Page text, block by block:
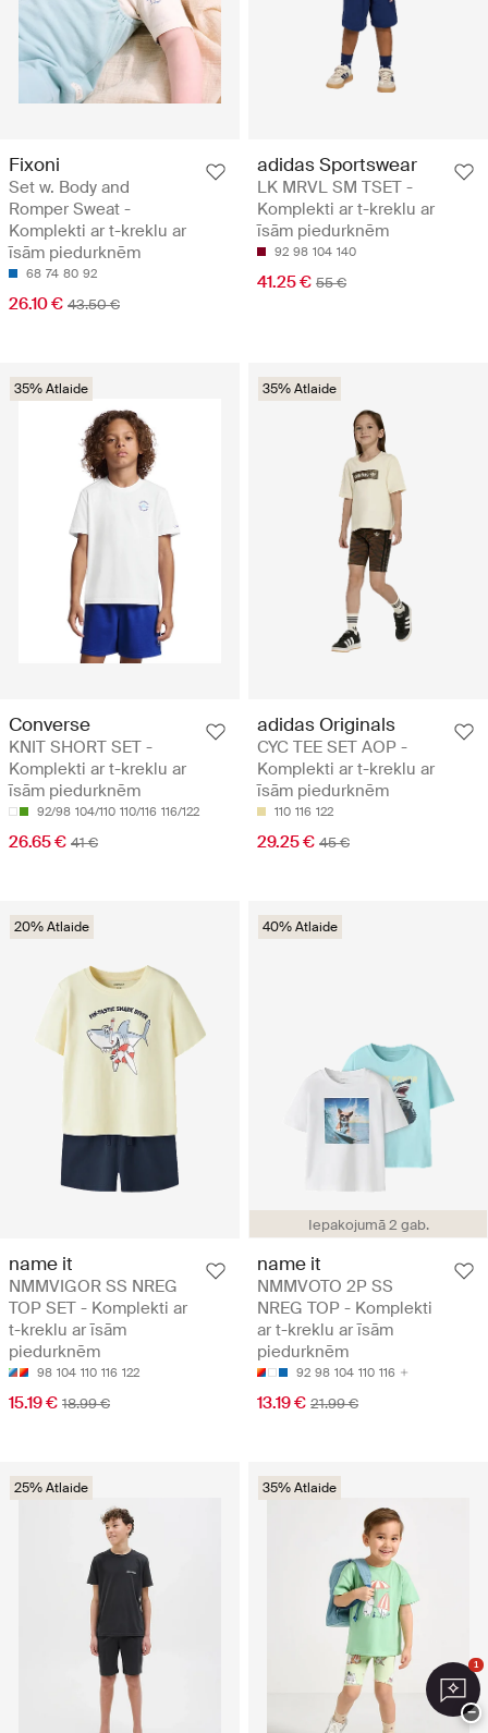
Fixoni
Set w. Body and
Romper Sweat -
Komplekti ar t-kreklu ar
īsām piedurknēm
68 74 80 92
26.10 € 43.50 €
adidas Sportswear
LK MRVL SM TSET -
Komplekti ar t-kreklu ar
īsām piedurknēm
92 98 104 140
41.25 € 55 €
35% Atlaide
Converse
KNIT SHORT SET -
Komplekti ar t-kreklu ar
īsām piedurknēm
92/98 104/110 110/116 116/122
26.65 € 41 €
35% Atlaide
adidas Originals
CYC TEE SET AOP -
Komplekti ar t-kreklu ar
īsām piedurknēm
110 116 122
29.25 € 45 €
20% Atlaide
name it
NMMVIGOR SS NREG
TOP SET - Komplekti ar
t-kreklu ar īsām
piedurknēm
98 104 110 116 122
15.19 € 18.99 €
Iepakojumā 2 gab.
40% Atlaide
name it
NMMVOTO 2P SS
NREG TOP - Komplekti
ar t-kreklu ar īsām
piedurknēm
92 98 104 110 116
13.19 € 21.99 €
25% Atlaide 35% Atlaide
1
−